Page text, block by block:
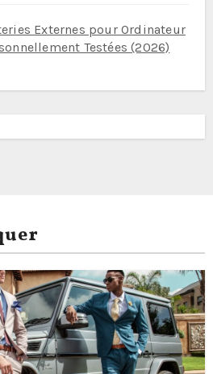
Externes pour Ordinateur
Testées (2026)